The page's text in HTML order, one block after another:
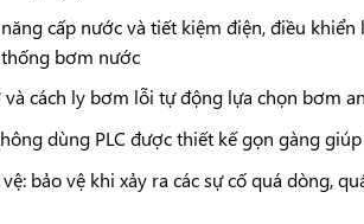
cấp nước và tiết kiệm điện, điều
bơm nước
và cách ly bơm lỗi tự động lựa chọn bơm
dùng PLC được thiết kế gọn gàng
bảo vệ khi xảy ra các sự cố quá dòng,